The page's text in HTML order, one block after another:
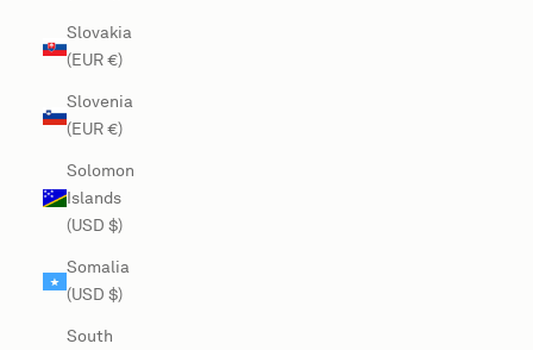
Slovakia
(EUR €)
Slovenia
(EUR €)
Solomon
Islands
(USD $)
Somalia
(USD $)
South